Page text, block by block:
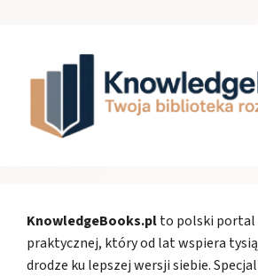
KnowledgeBooks.plto polski portal
praktycznej, który od lat wspiera
drodze ku lepszej wersji siebie.